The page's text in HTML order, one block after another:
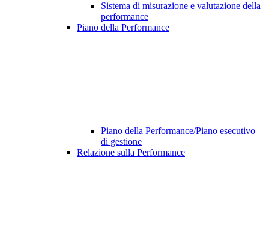
Sistema di misurazione e valutazione della
performance
Piano della Performance
Piano della Performance/Piano esecutivo
di gestione
Relazione sulla Performance